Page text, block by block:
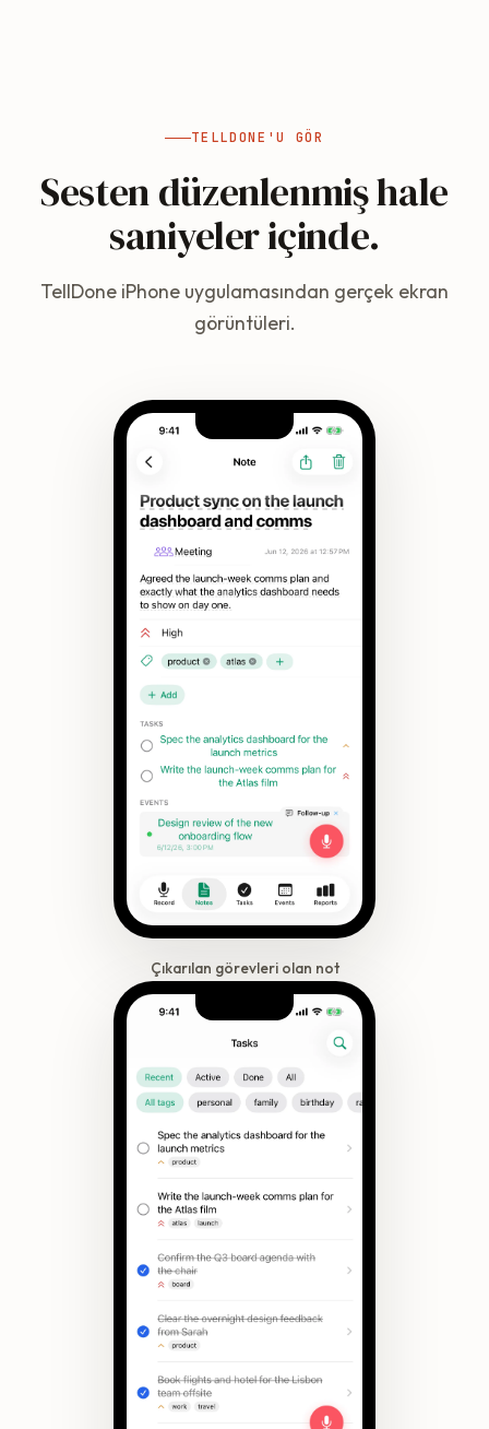
TELLDONE'U GÖR
Sesten düzenlenmiş hale
saniyeler içinde.
TellDone iPhone uygulamasından gerçek ekran
görüntüleri.
Çıkarılan görevleri olan not